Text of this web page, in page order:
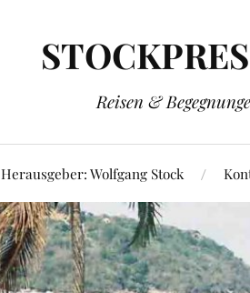
Reisen &
Herausgeber: Wolfgang Stock